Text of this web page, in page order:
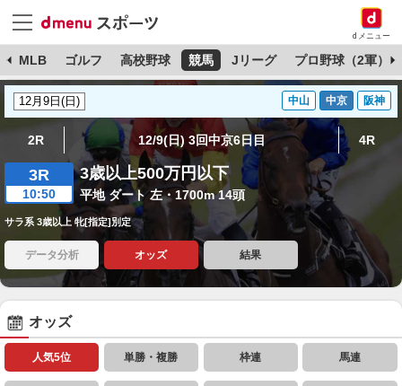
dメニュー
MLB ゴルフ 高校野球 競馬 Jリーグ プロ野球（2軍）
中山 中京 阪神
2R 12/9(日) 3回中京6日目 4R
3R
10:50
3歳以上500万円以下
平地 ダート 左・1700m 14頭
サラ系 3歳以上 牝[指定]別定
データ分析 オッズ 結果
オッズ
人気5位 単勝・複勝 枠連 馬連